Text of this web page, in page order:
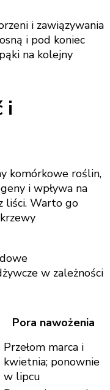
i zawiązywania
i pod koniec
na kolejny
i
komórkowe roślin,
i wpływa na
liści. Warto go
w zależności
Pora nawożenia
Przełom marca i
kwietnia; ponownie
w lipcu